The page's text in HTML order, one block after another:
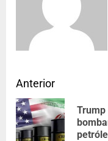
Anterior